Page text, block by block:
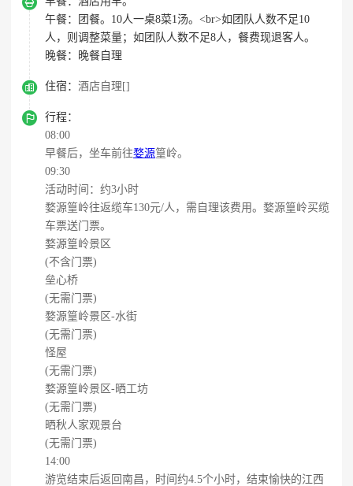
午餐：
团餐。10人一桌8菜1汤。<br>如团队人数不足10
人，则调整菜量；如团队人数不足8人，餐费现退客人。
晚餐：
晚餐自理
 住宿： 酒店自理[]

行程：
08:00
早餐后，坐车前往婺源篁岭。
09:30
活动时间：约3小时
婺源篁岭往返缆车130元/人，需自理该费用。婺源篁岭买缆
车票送门票。
婺源篁岭景区
(不含门票)
垒心桥
(无需门票)
婺源篁岭景区-水街
(无需门票)
怪屋
(无需门票)
婺源篁岭景区-晒工坊
(无需门票)
晒秋人家观景台
(无需门票)
14:00
游览结束后返回南昌，时间约4.5个小时，结束愉快的江西